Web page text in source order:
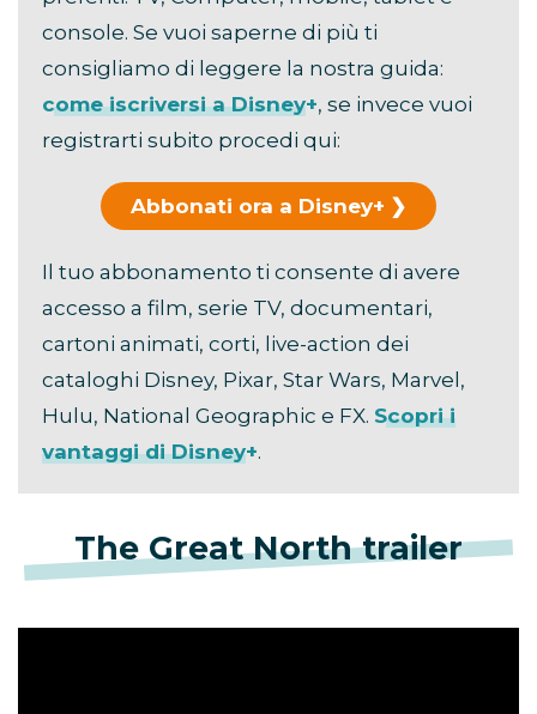
console. Se vuoi saperne di più ti
consigliamo di leggere la nostra guida:
come iscriversi a Disney+, se invece vuoi
registrarti subito procedi qui:
Abbonati ora a Disney+
Il tuo abbonamento ti consente di avere
accesso a film, serie TV, documentari,
cartoni animati, corti, live-action dei
cataloghi Disney, Pixar, Star Wars, Marvel,
Hulu, National Geographic e FX. Scopri i
vantaggi di Disney+.
The Great North trailer